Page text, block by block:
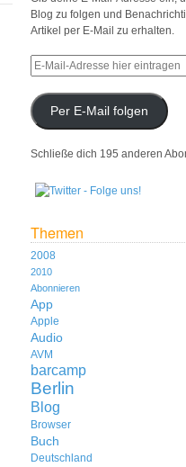
Blog zu folgen und
Artikel per E-Mail zu erhalten.
Per E-Mail folgen
Schließe dich 195 anderen
Themen
2008
2010
Abonnieren
App
Apple
Audio
AVM
barcamp
Berlin
Blog
Browser
Buch
Deutschland